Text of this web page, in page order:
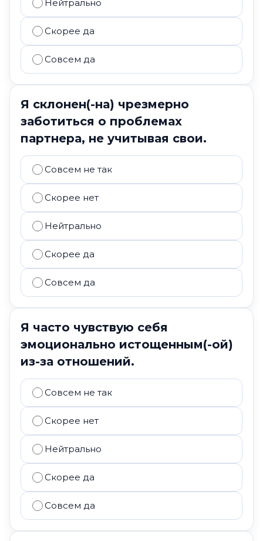
Нейтрально
Скорее да
Совсем да
Я склонен(-на) чрезмерно
заботиться о проблемах
партнера, не учитывая свои.
Совсем не так
Скорее нет
Нейтрально
Скорее да
Совсем да
Я часто чувствую себя
эмоционально истощенным(-ой)
из-за отношений.
Совсем не так
Скорее нет
Нейтрально
Скорее да
Совсем да